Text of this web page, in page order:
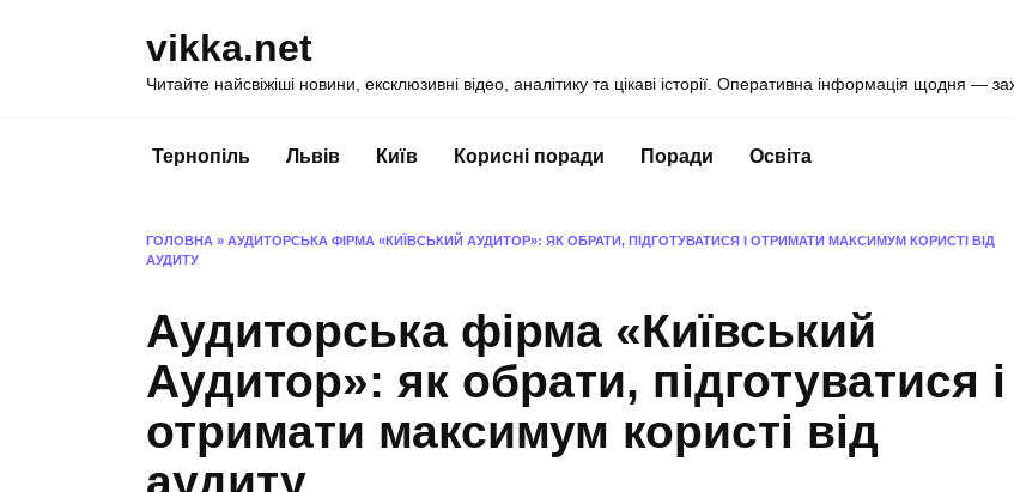
vikka.net
Читайте найсвіжіші новини, ексклюзивні відео, аналітику та цікаві історії. Оперативна інформація щодня —
Тернопіль Львів Київ Корисні поради Поради Освіта
ГОЛОВНА » АУДИТОРСЬКА ФІРМА «КИЇВСЬКИЙ АУДИТОР»: ЯК ОБРАТИ, ПІДГОТУВАТИСЯ І ОТРИМАТИ МАКСИМУМ КОРИСТІ ВІД
АУДИТУ
Аудиторська фірма «Київський
Аудитор»: як обрати, підготуватися і
отримати максимум користі від